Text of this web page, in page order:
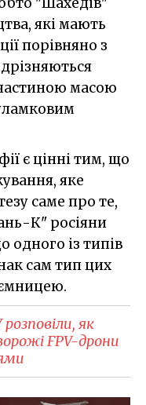
які мають
порівняно з
масою
є цінні тим, що
яке
саме про те,
К" росіяни
одного із типів
сам тип цих
як
FPV-дрони